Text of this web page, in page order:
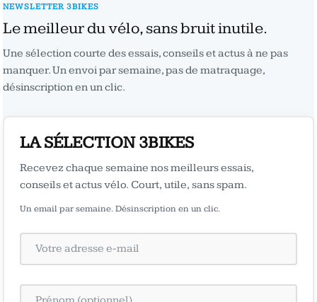
NEWSLETTER 3BIKES
Le meilleur du vélo, sans bruit inutile.
Une sélection courte des essais, conseils et actus à ne pas
manquer. Un envoi par semaine, pas de matraquage,
désinscription en un clic.
LA SÉLECTION 3BIKES
Recevez chaque semaine nos meilleurs essais,
conseils et actus vélo. Court, utile, sans spam.
Un email par semaine. Désinscription en un clic.